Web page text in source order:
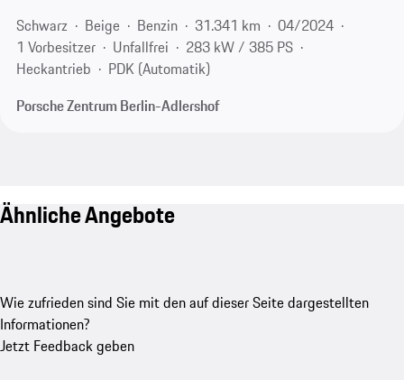
Schwarz
Beige Benzin 31.341 km
04/2024
1 Vorbesitzer
Unfallfrei
283 kW / 385 PS
Heckantrieb
PDK (Automatik)
Porsche Zentrum Berlin-Adlershof
Ähnliche Angebote
Wie zufrieden sind Sie mit den auf dieser Seite dargestellten
Informationen?
Jetzt Feedback geben